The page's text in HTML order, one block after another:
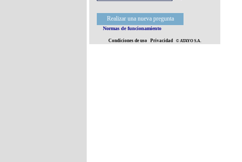
Realizar una nueva pregunta
Normas de funcionamiento
Condiciones de uso Privacidad © ATAYO S.A.